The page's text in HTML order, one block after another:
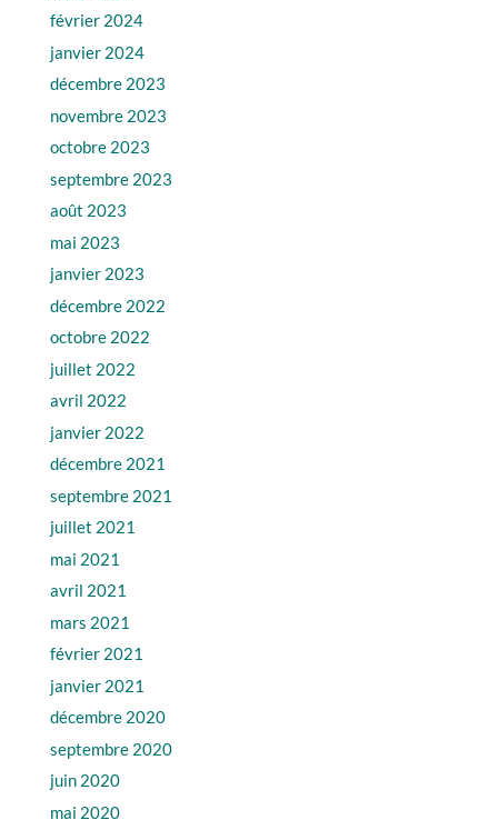
février 2024
janvier 2024
décembre 2023
novembre 2023
octobre 2023
septembre 2023
août 2023
mai 2023
janvier 2023
décembre 2022
octobre 2022
juillet 2022
avril 2022
janvier 2022
décembre 2021
septembre 2021
juillet 2021
mai 2021
avril 2021
mars 2021
février 2021
janvier 2021
décembre 2020
septembre 2020
juin 2020
mai 2020